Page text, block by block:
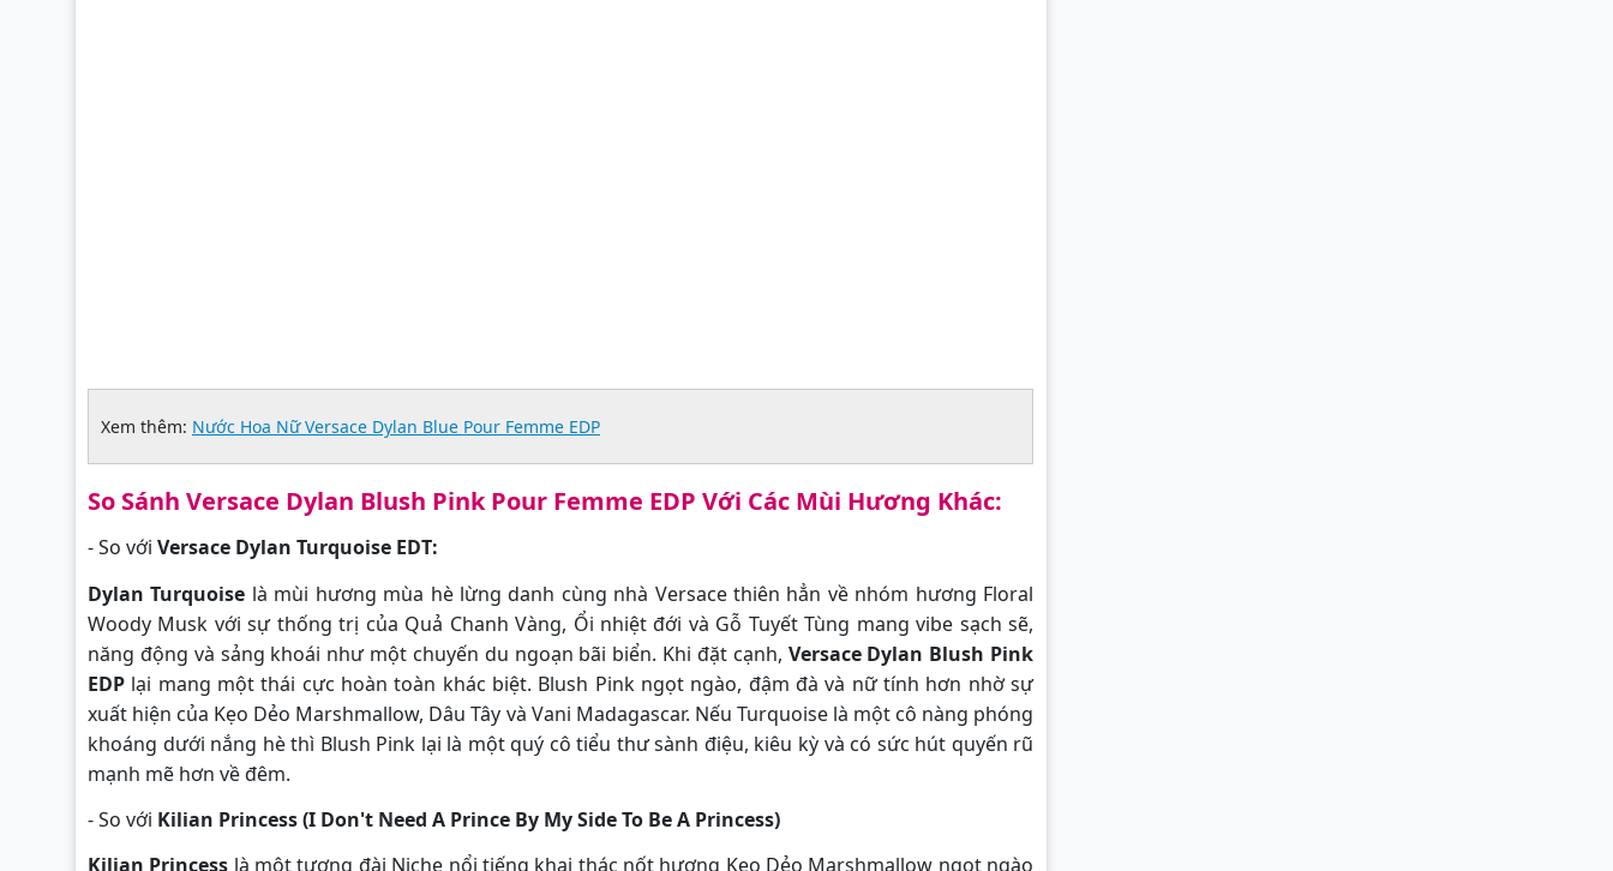
Xem thêm: Nước Hoa Nữ Versace Dylan Blue Pour Femme EDP
So Sánh Versace Dylan Blush Pink Pour Femme EDP Với Các Mùi Hương Khác:
- So với Versace Dylan Turquoise EDT:
Dylan Turquoise là mùi hương mùa hè lừng danh cùng nhà Versace thiên hẳn về nhóm hương Floral
Woody Musk với sự thống trị của Quả Chanh Vàng, Ổi nhiệt đới và Gỗ Tuyết Tùng mang vibe sạch sẽ,
năng động và sảng khoái như một chuyến du ngoạn bãi biển. Khi đặt cạnh, Versace Dylan Blush Pink
EDP lại mang một thái cực hoàn toàn khác biệt. Blush Pink ngọt ngào, đậm đà và nữ tính hơn nhờ sự
xuất hiện của Kẹo Dẻo Marshmallow, Dâu Tây và Vani Madagascar. Nếu Turquoise là một cô nàng phóng
khoáng dưới nắng hè thì Blush Pink lại là một quý cô tiểu thư sành điệu, kiêu kỳ và có sức hút quyến rũ
mạnh mẽ hơn về đêm.
- So với Kilian Princess (I Don't Need A Prince By My Side To Be A Princess)
Kilian Princess là một tượng đài Niche nổi tiếng khai thác nốt hương Kẹo Dẻo Marshmallow ngọt ngào